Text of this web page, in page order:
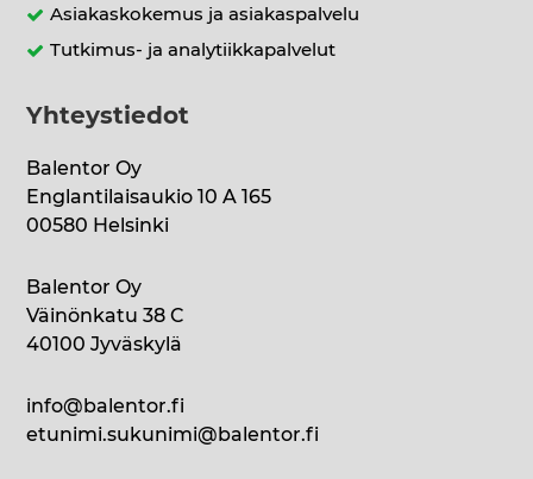
Asiakaskokemus ja asiakaspalvelu
Tutkimus- ja analytiikkapalvelut
Yhteystiedot
Balentor Oy
Englantilaisaukio 10 A 165
00580 Helsinki
Balentor Oy
Väinönkatu 38 C
40100 Jyväskylä
info@balentor.fi
etunimi.sukunimi@balentor.fi